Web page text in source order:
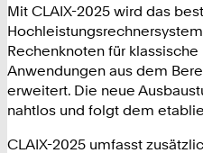
Mit CLAIX-2025 wird das
Rechenknoten für
Anwendungen aus dem
erweitert. Die neue
nahtlos und folgt dem
CLAIX-2025 umfasst